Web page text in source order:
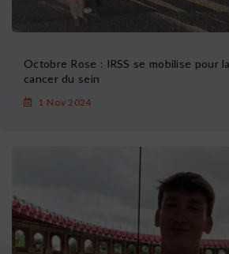
Octobre Rose : IRSS se mobilise pour
cancer du sein
1 Nov 2024